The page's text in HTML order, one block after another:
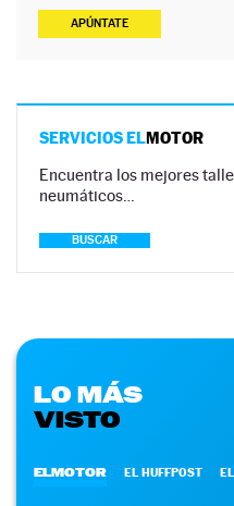
APÚNTATE
SERVICIOS ELMOTOR
Encuentra los mejores
neumáticos…
BUSCAR
LO MÁS
VISTO
ELMOTOR EL HUFFPOST